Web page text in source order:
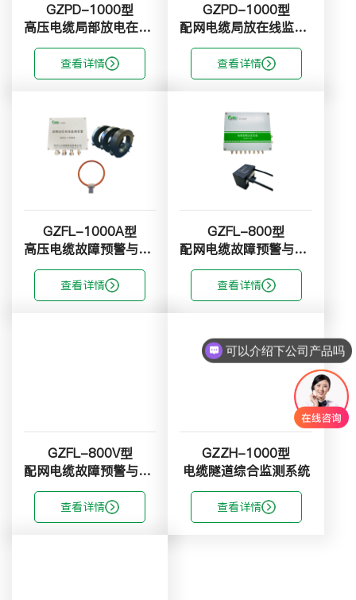
GZPD-1000型
高压电缆局部放电在线监测系统
查看详情
GZPD-1000型
配网电缆局放在线监测系统
查看详情
GZFL-1000A型
高压电缆故障预警与定位系统
查看详情
GZFL-800型
配网电缆故障预警与定位系统
查看详情
GZFL-800V型
配网电缆故障预警与定位系统
查看详情
GZZH-1000型
电缆隧道综合监测系统
查看详情
可以介绍下公司产品吗